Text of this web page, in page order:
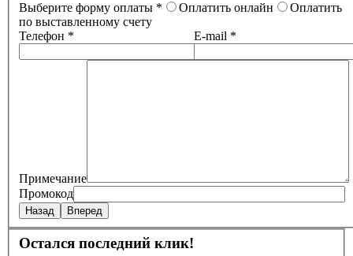
Выберите форму оплаты * Оплатить онлайн
Оплатить
по выставленному счету
Телефон *
E-mail *
Примечание
Промокод
Назад Вперед
Остался последний клик!